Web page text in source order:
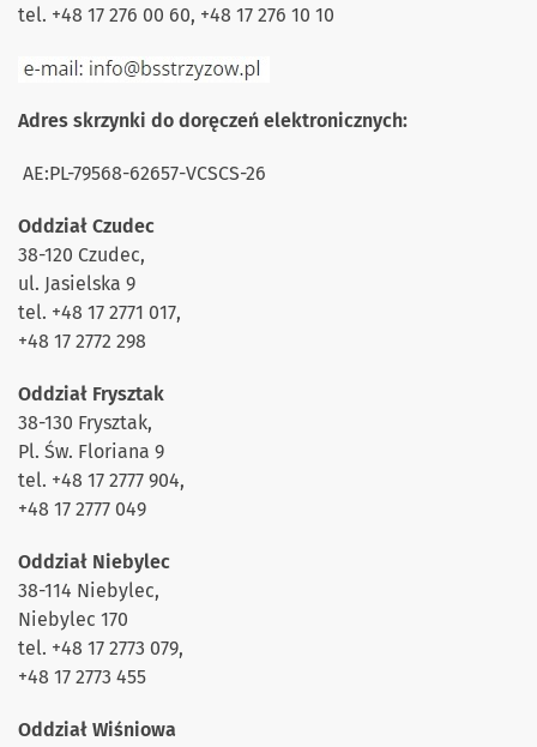
tel. +48 17 276 00 60, +48 17 276 10 10
Adres skrzynki do doręczeń elektronicznych:
AE:PL-79568-62657-VCSCS-26
Oddział Czudec
38-120 Czudec,
ul. Jasielska 9
tel. +48 17 2771 017,
+48 17 2772 298
Oddział Frysztak
38-130 Frysztak,
Pl. Św. Floriana 9
tel. +48 17 2777 904,
+48 17 2777 049
Oddział Niebylec
38-114 Niebylec,
Niebylec 170
tel. +48 17 2773 079,
+48 17 2773 455
Oddział Wiśniowa